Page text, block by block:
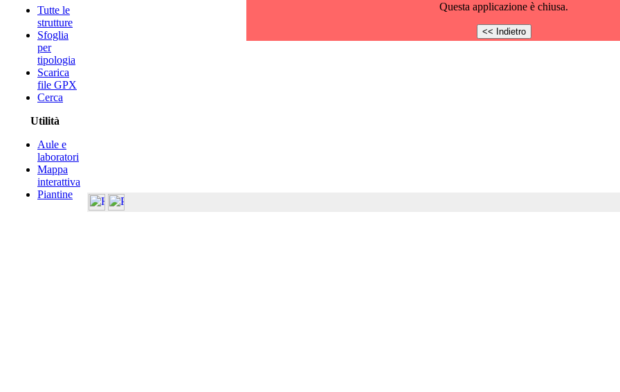
Tutte le
strutture
Sfoglia
per
tipologia
Scarica
file GPX
Cerca
Utilità
Aule e
laboratori
Mappa
interattiva
Piantine
Questa applicazione è chiusa.